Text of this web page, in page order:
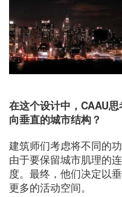
在这个设计中，CAAU
向垂直的城市结构？
建筑师们考虑将不同的
由于要保留城市肌理的
度。最终，他们决定以
更多的活动空间。